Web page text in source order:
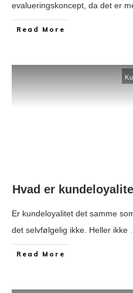
evalueringskoncept, da det er
​Read More
Hvad er
Er kundeloyalitet det samme
det selvfølgelig ikke. Heller ikke
​Read More